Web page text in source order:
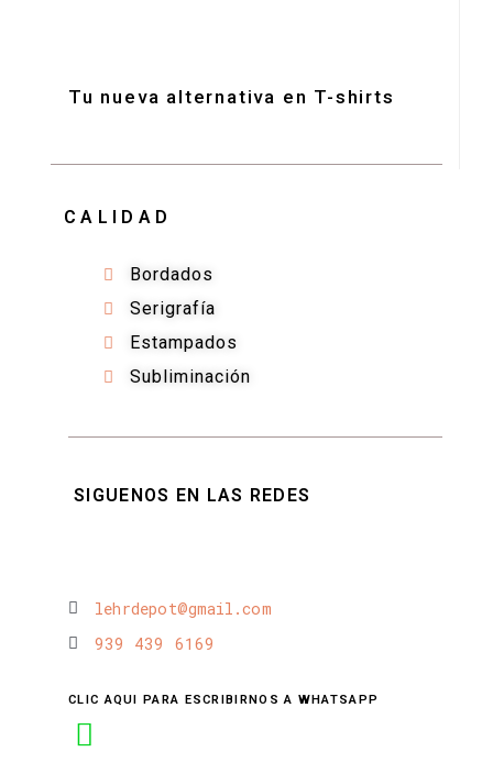
Tu nueva alternativa en T-shirts
CALIDAD
Bordados
Serigrafía
Estampados
Subliminación
SIGUENOS EN LAS REDES
lehrdepot@gmail.com
939 439 6169
CLIC AQUI PARA ESCRIBIRNOS A WHATSAPP